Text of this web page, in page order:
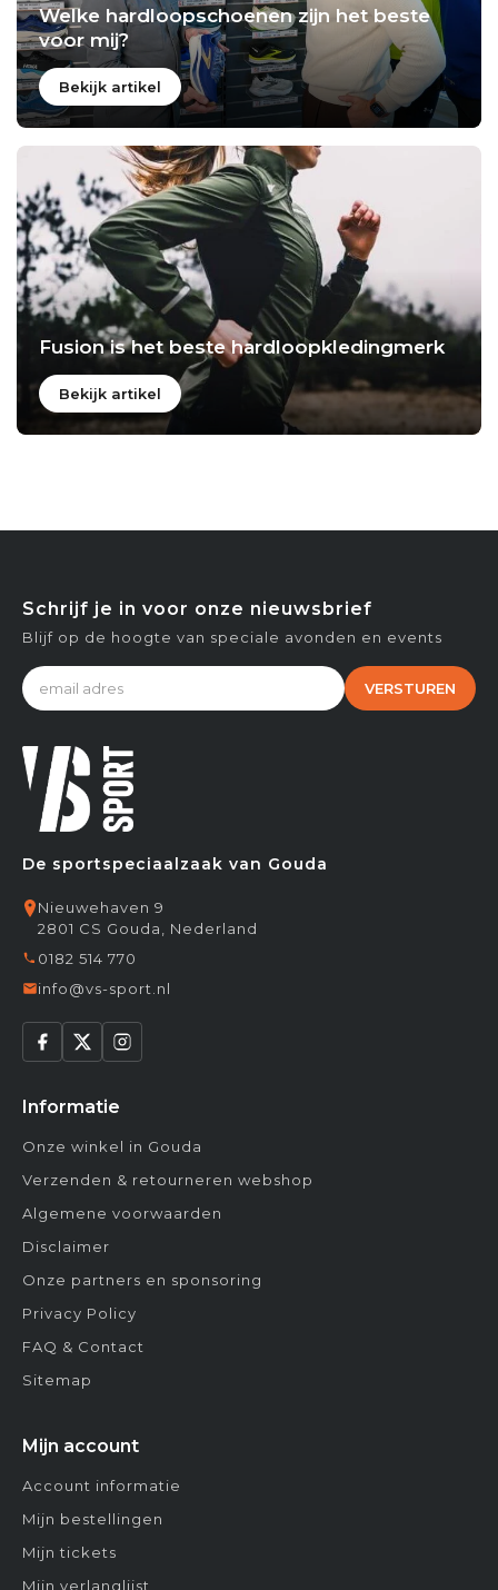
Welke hardloopschoenen zijn het beste
voor mij?
Bekijk artikel
Fusion is het beste hardloopkledingmerk
Bekijk artikel
De sportspeciaalzaak van Gouda
Nieuwehaven 9
2801 CS Gouda, Nederland
0182 514 770
info@vs-sport.nl
Informatie
Onze winkel in Gouda
Verzenden & retourneren webshop
Algemene voorwaarden
Disclaimer
Onze partners en sponsoring
Privacy Policy
FAQ & Contact
Sitemap
Mijn account
Account informatie
Mijn bestellingen
Mijn tickets
Mijn verlanglijst
Schrijf je in voor onze nieuwsbrief
Blijf op de hoogte van speciale avonden en events
VERSTUREN